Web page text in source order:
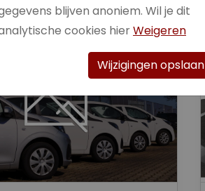
blijven anoniem. Wil je dit
cookies hierWeigeren
Wijzigingen opslaan